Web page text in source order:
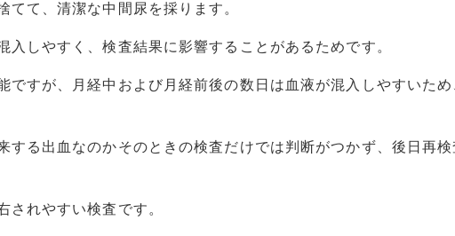
て、清潔な中間尿を採ります。
しやすく、検査結果に影響することがあるためです。
ですが、月経中および月経前後の数日は血液が混入しやすいた
する出血なのかそのときの検査だけでは判断がつかず、後日再
されやすい検査です。